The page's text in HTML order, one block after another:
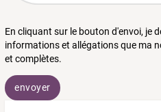
En cliquant sur le bouton d'envoi, je
informations et allégations que ma
et complètes.
envoyer